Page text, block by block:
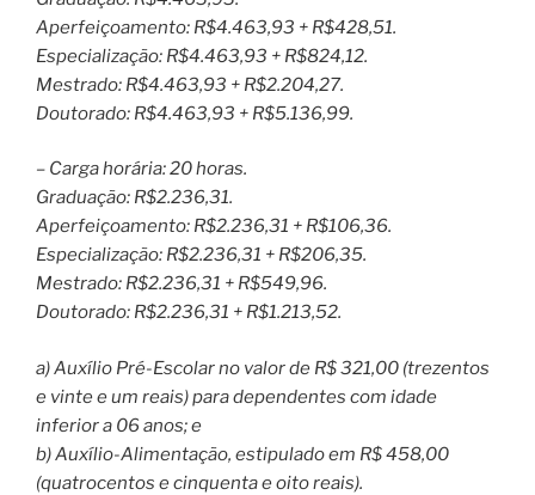
Aperfeiçoamento: R$4.463,93 + R$428,51.
Especialização: R$4.463,93 + R$824,12.
Mestrado: R$4.463,93 + R$2.204,27.
Doutorado: R$4.463,93 + R$5.136,99.
– Carga horária: 20 horas.
Graduação: R$2.236,31.
Aperfeiçoamento: R$2.236,31 + R$106,36.
Especialização: R$2.236,31 + R$206,35.
Mestrado: R$2.236,31 + R$549,96.
Doutorado: R$2.236,31 + R$1.213,52.
a) Auxílio Pré-Escolar no valor de R$ 321,00 (trezentos
e vinte e um reais) para dependentes com idade
inferior a 06 anos; e
b) Auxílio-Alimentação, estipulado em R$ 458,00
(quatrocentos e cinquenta e oito reais).